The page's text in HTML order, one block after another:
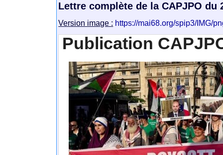
Lettre complète de la CAPJPO du
Version image : https://mai68.org/spip3/IMG/
Publication